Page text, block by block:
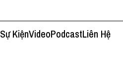
Sự KiệnVideoPodcastLiên Hệ